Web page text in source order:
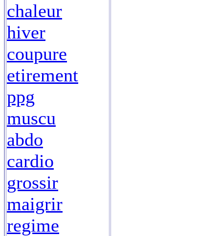
chaleur
hiver
coupure
etirement
ppg
muscu
abdo
cardio
grossir
maigrir
regime